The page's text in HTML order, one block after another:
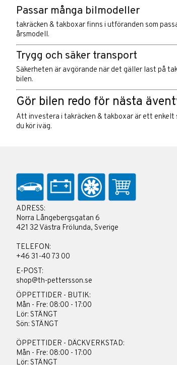
Passar många bilmodeller
takräcken & takboxar finns i utföranden som
årsmodell.
Trygg och säker transport
Säkerheten är avgörande när det gäller last på
bilen.
Gör bilen redo för nästa
Att investera i takräcken & takboxar är ett enkelt
du kör iväg.
ADRESS:
Norra Långebergsgatan 6
421 32 Västra Frölunda, Sverige
TELEFON:
+46 31-40 73 00
E-POST:
shop@th-pettersson.se
ÖPPETTIDER - BUTIK:
Mån - Fre: 08:00 - 17:00
Lör: STÄNGT
Sön: STÄNGT
ÖPPETTIDER - DÄCKVERKSTAD:
Mån - Fre: 08:00 - 17:00
Lör: STÄNGT